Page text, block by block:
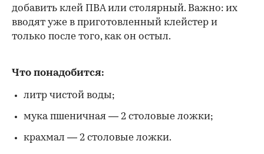
добавить клей ПВА или столярный. Важно: их
вводят уже в приготовленный клейстер и
только после того, как он остыл.
Что понадобится:
литр чистой воды;
мука пшеничная — 2 столовые ложки;
крахмал — 2 столовые ложки.